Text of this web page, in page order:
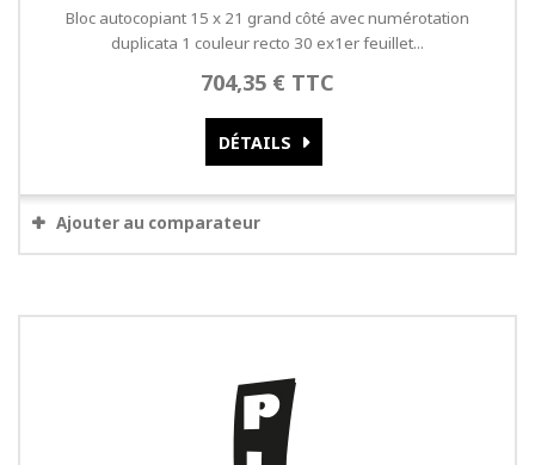
Bloc autocopiant 15 x 21 grand côté avec numérotation
duplicata 1 couleur recto 30 ex1er feuillet...
704,35 € TTC
DÉTAILS
Ajouter au comparateur